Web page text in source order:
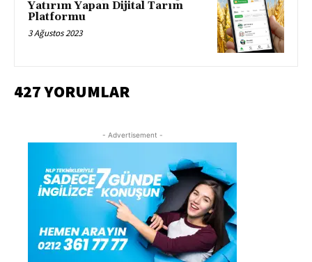
Yatırım Yapan Dijital Tarım
Platformu
3 Ağustos 2023
427 YORUMLAR
- Advertisement -